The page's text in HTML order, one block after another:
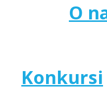
O
Konkursi